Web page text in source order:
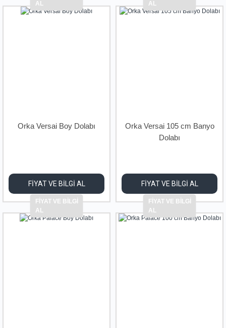
AL AL
Orka Versai Boy Dolabı
FİYAT VE BİLGİ AL
FİYAT VE BİLGİ
AL
Orka Versai 105 cm Banyo
Dolabı
FİYAT VE BİLGİ AL
FİYAT VE BİLGİ
AL